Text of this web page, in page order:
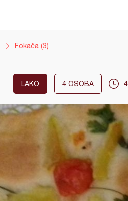
Fokača (3)
LAKO 4 OSOBA